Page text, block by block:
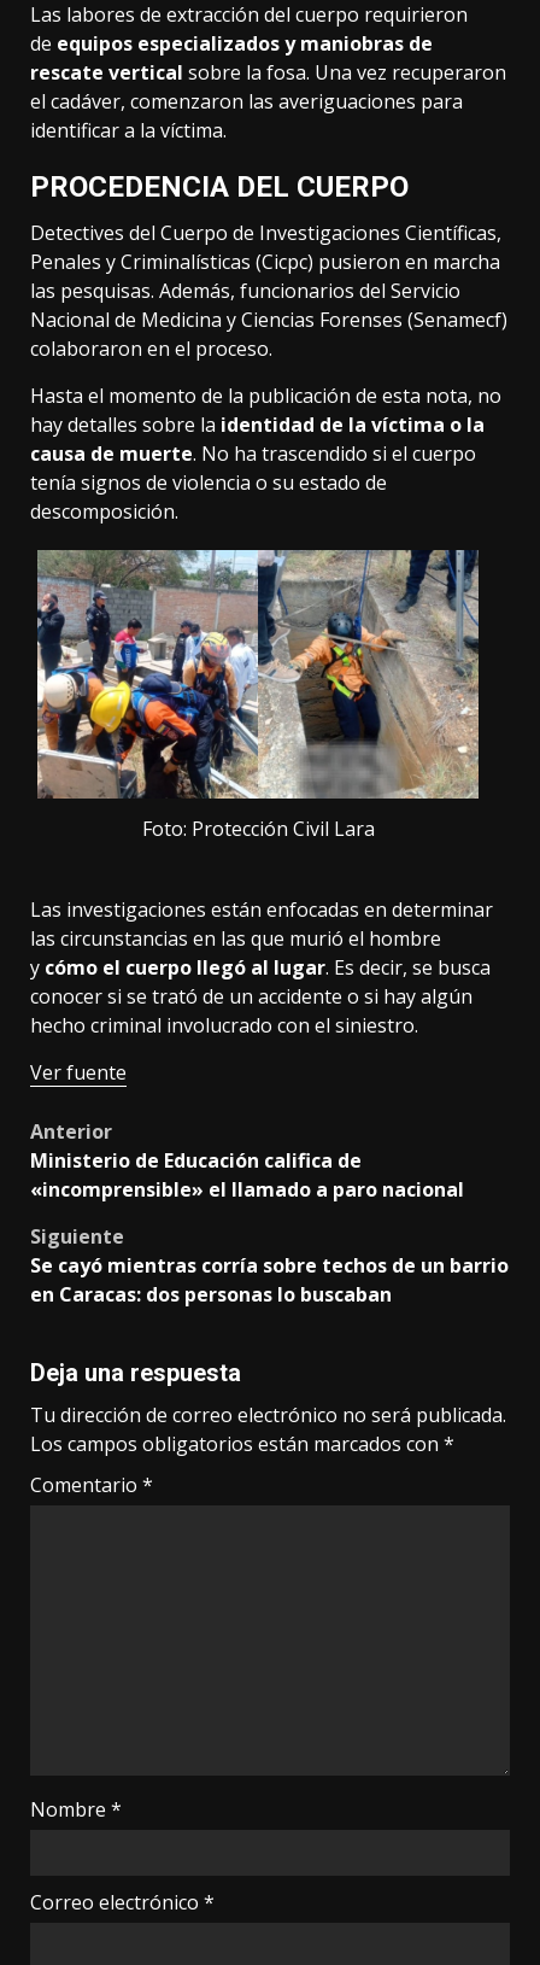
Las labores de extracción del cuerpo requirieron
de equipos especializados y maniobras de
rescate vertical sobre la fosa. Una vez recuperaron
el cadáver, comenzaron las averiguaciones para
identificar a la víctima.
PROCEDENCIA DEL CUERPO
Detectives del Cuerpo de Investigaciones Científicas,
Penales y Criminalísticas (Cicpc) pusieron en marcha
las pesquisas. Además, funcionarios del Servicio
Nacional de Medicina y Ciencias Forenses (Senamecf)
colaboraron en el proceso.
Hasta el momento de la publicación de esta nota, no
hay detalles sobre la identidad de la víctima o la
causa de muerte. No ha trascendido si el cuerpo
tenía signos de violencia o su estado de
descomposición.
Foto: Protección Civil Lara
Las investigaciones están enfocadas en determinar
las circunstancias en las que murió el hombre
y cómo el cuerpo llegó al lugar. Es decir, se busca
conocer si se trató de un accidente o si hay algún
hecho criminal involucrado con el siniestro.
Ver fuente
Post
navigation
Anterior
Ministerio de Educación califica de
«incomprensible» el llamado a paro nacional
Siguiente
Se cayó mientras corría sobre techos de un barrio
en Caracas: dos personas lo buscaban
Deja una respuesta
Tu dirección de correo electrónico no será publicada.
Los campos obligatorios están marcados con *
Comentario *
Nombre *
Correo electrónico *